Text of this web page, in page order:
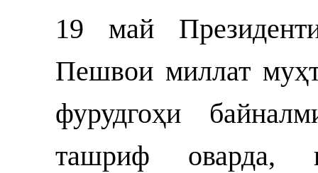
19 май
Пешвои миллат
фурудгоҳи
ташриф оварда,